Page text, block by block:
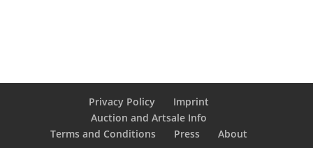
Privacy Policy
Imprint
Auction and Artsale Info
Terms and Conditions
Press About